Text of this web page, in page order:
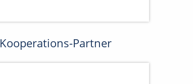
Kooperations-Partner